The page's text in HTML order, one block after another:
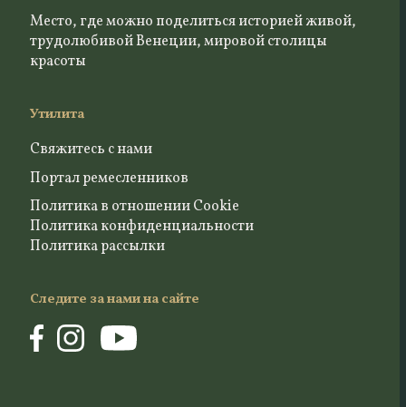
Место, где можно поделиться историей живой,
трудолюбивой Венеции, мировой столицы
красоты
Утилита
Свяжитесь с нами
Портал ремесленников
Политика в отношении Cookie
Политика конфиденциальности
Политика рассылки
Следите за нами на сайте